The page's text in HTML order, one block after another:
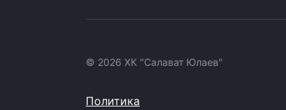
© 2026 ХК "Салават Юлаев"
Политика